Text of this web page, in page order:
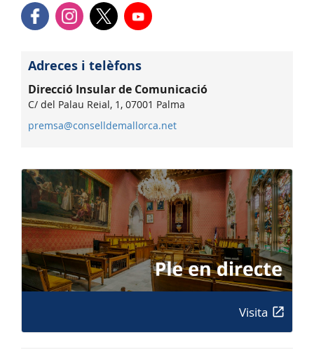
Adreces i telèfons
Direcció Insular de Comunicació
C/ del Palau Reial, 1, 07001 Palma
premsa@conselldemallorca.net
Visita